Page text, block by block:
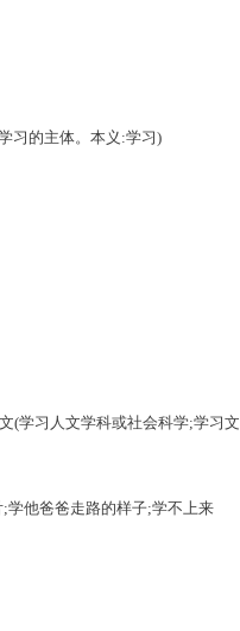
习的主体。本义:学习)
(学习人文学科或社会科学;学习文
他爸爸走路的样子;学不上来